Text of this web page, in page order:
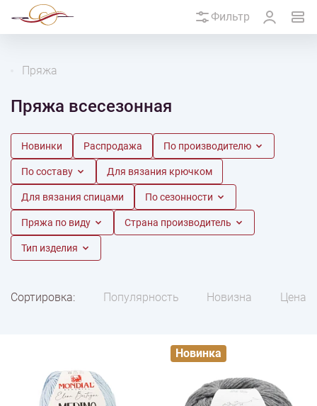
Фильтр
Пряжа
Пряжа всесезонная
Новинки Распродажа По производителю
По составу Для вязания крючком
Для вязания спицами По сезонности
Пряжа по виду Страна производитель
Тип изделия
Сортировка: Популярность Новизна Цена
Новинка